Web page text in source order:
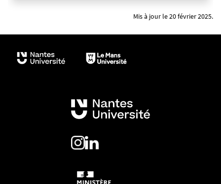
Mis à jour le 20 février 2025.